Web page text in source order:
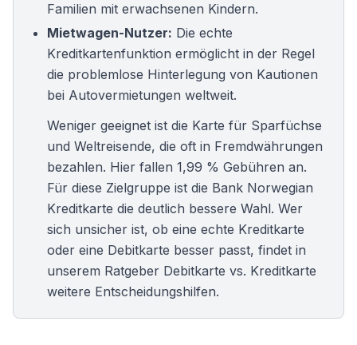
Familien mit erwachsenen Kindern.
Mietwagen-Nutzer: Die echte
Kreditkartenfunktion ermöglicht in der Regel
die problemlose Hinterlegung von Kautionen
bei Autovermietungen weltweit.
Weniger geeignet ist die Karte für Sparfüchse
und Weltreisende, die oft in Fremdwährungen
bezahlen. Hier fallen 1,99 % Gebühren an.
Für diese Zielgruppe ist die Bank Norwegian
Kreditkarte die deutlich bessere Wahl. Wer
sich unsicher ist, ob eine echte Kreditkarte
oder eine Debitkarte besser passt, findet in
unserem Ratgeber Debitkarte vs. Kreditkarte
weitere Entscheidungshilfen.